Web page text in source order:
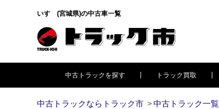
いすゞ(宮城県)の中古車一覧
中古トラックを探す トラック買取
中古トラックならトラック市 中古トラック一覧